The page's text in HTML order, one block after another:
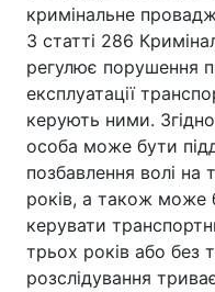
кримінальне
3 статті 286
регулює порушення
експлуатації
керують ними. Згідно
особа може бути
позбавлення волі на
років, а також може
керувати
трьох років або без
розслідування